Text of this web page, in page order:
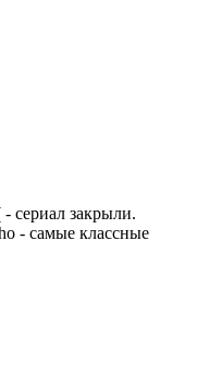
сериал закрыли.
- самые классные